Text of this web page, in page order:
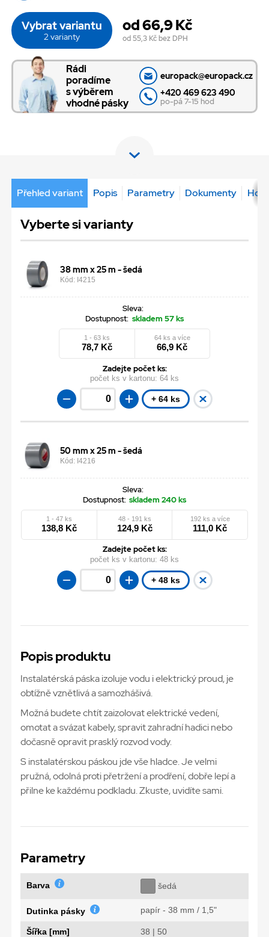
Vybrat variantu
2 varianty
od 66,9 Kč
od 55,3 Kčbez DPH
Rádi
poradíme
s výběrem
vhodné pásky
europack@europack.cz
+420 469 623 490
po-pá 7-15 hod
Přehled variant Popis Parametry Dokumenty
Vyberte si varianty
38 mm x 25 m - šedá
Kód: I4215
Sleva:
Dostupnost: skladem 57 ks
1 - 63 ks
78,7 Kč
64 ks a více
66,9 Kč
Zadejte počet ks:
počet ks v kartonu: 64 ks
+ 64 ks
50 mm x 25 m - šedá
Kód: I4216
Sleva:
Dostupnost: skladem 240 ks
1 - 47 ks
138,8 Kč
48 - 191 ks
124,9 Kč
192 ks a více
111,0 Kč
Zadejte počet ks:
počet ks v kartonu: 48 ks
+ 48 ks
Popis produktu
Instalatérská páska izoluje vodu i elektrický proud, je
obtížně vznětlivá a samozhášivá.
Možná budete chtít zaizolovat elektrické vedení,
omotat a svázat kabely, spravit zahradní hadici nebo
dočasně opravit prasklý rozvod vody.
S instalatérskou páskou jde vše hladce. Je velmi
pružná, odolná proti přetržení a prodření, dobře lepí a
přilne ke každému podkladu. Zkuste, uvidíte sami.
Parametry
Barva šedá
Dutinka pásky papír - 38 mm / 1,5"
Šířka [mm] 38 | 50